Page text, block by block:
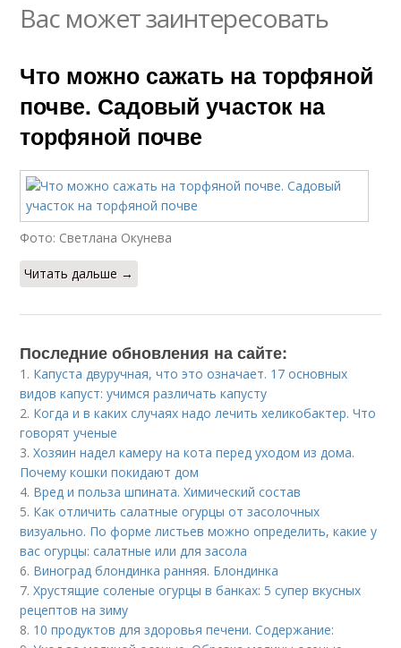
Вас может заинтересовать
Что можно сажать на торфяной
почве. Садовый участок на
торфяной почве
Фото: Светлана Окунева
Читать дальше →
Последние обновления на сайте:
1. Капуста двуручная, что это означает. 17 основных
видов капуст: учимся различать капусту
2. Когда и в каких случаях надо лечить хеликобактер. Что
говорят ученые
3.Хозяин надел камеру на кота перед уходом из дома.
Почему кошки покидают дом
4. Вред и польза шпината. Химический состав
5. Как отличить салатные огурцы от засолочных
визуально. По форме листьев можно определить, какие у
вас огурцы: салатные или для засола
6. Виноград блондинка ранняя. Блондинка
7.Хрустящие соленые огурцы в банках: 5 супер вкусных
рецептов на зиму
8. 10 продуктов для здоровья печени. Содержание: